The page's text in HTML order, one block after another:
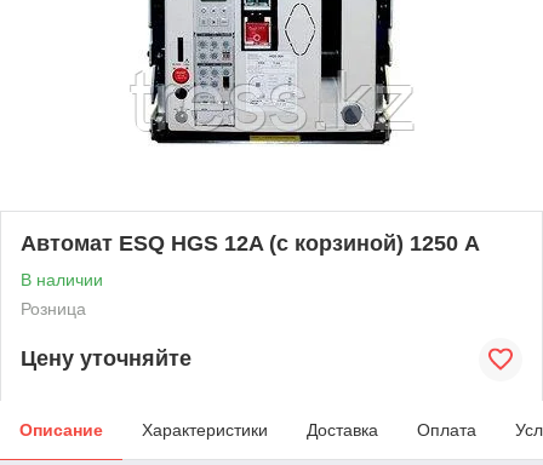
Автомат ESQ HGS 12A (с корзиной) 1250 А
В наличии
Розница
Цену уточняйте
Описание Характеристики Доставка Оплата